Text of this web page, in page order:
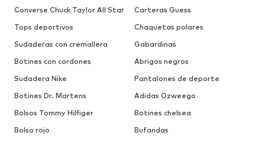
Converse Chuck Taylor All Star
Carteras Guess
Tops deportivos
Chaquetas polares
Sudaderas con cremallera
Gabardinas
Botines con cordones
Abrigos negros
Sudadera Nike
Pantalones de deporte
Botines Dr. Martens
Adidas Ozweego
Bolsos Tommy Hilfiger
Botines chelsea
Bolso rojo
Bufandas